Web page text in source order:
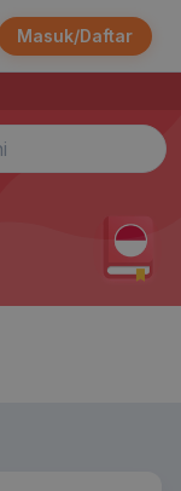
Masuk/Daftar